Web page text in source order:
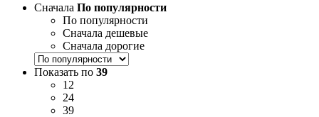
Сначала По популярности
По популярности
Сначала дешевые
Сначала дорогие
Показать по 39
12
24
39